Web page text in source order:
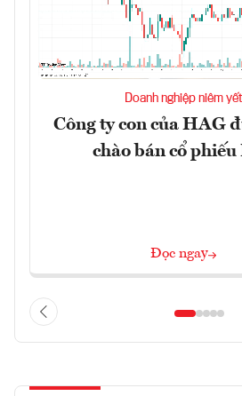
Doanh nghiệp niêm yết
Công ty con của HAG
chào bán cổ phiếu
Đọc ngay